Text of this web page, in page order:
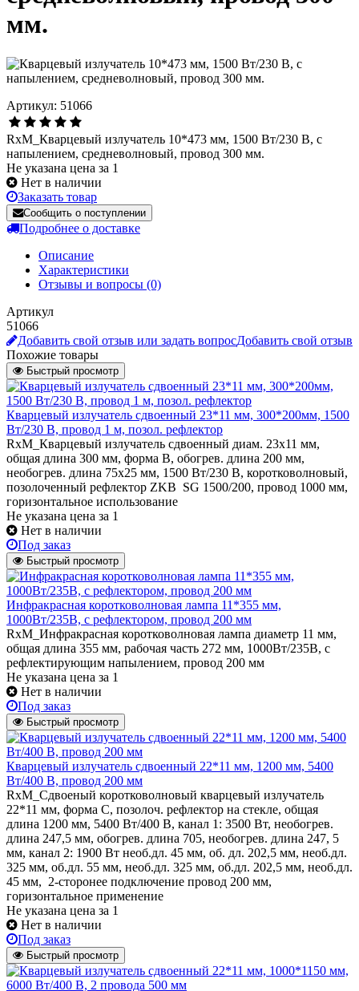
мм.
Артикул: 51066
RxM_Кварцевый излучатель 10*473 мм, 1500 Вт/230 В, с
напылением, средневолновый, провод 300 мм.
Не указана цена за 1
Нет в наличии
Заказать товар
Сообщить о поступлении
Подробнее о доставке
Описание
Характеристики
Отзывы и вопросы (0)
Артикул
51066
Добавить свой отзыв или задать вопросДобавить свой отзыв
Похожие товары
Быстрый просмотр
Кварцевый излучатель cдвоенный 23*11 мм, 300*200мм, 1500
Вт/230 В, провод 1 м, позол. рефлектор
RxM_Кварцевый излучатель сдвоенный диам. 23х11 мм,
общая длина 300 мм, форма В, обогрев. длина 200 мм,
необогрев. длина 75х25 мм, 1500 Вт/230 В, коротковолновый,
позолоченный рефлектор ZKB SG 1500/200, провод 1000 мм,
горизонтальное использование
Не указана цена за 1
Нет в наличии
Под заказ
Быстрый просмотр
Инфракрасная коротковолновая лампа 11*355 мм,
1000Вт/235В, с рефлектором, провод 200 мм
RxM_Инфракрасная коротковолновая лампа диаметр 11 мм,
общая длина 355 мм, рабочая часть 272 мм, 1000Вт/235В, с
рефлектирующим напылением, провод 200 мм
Не указана цена за 1
Нет в наличии
Под заказ
Быстрый просмотр
Кварцевый излучатель cдвоенный 22*11 мм, 1200 мм, 5400
Вт/400 В, провод 200 мм
RxM_Сдвоеный коротковолновый кварцевый излучатель
22*11 мм, форма С, позолоч. рефлектор на стекле, общая
длина 1200 мм, 5400 Вт/400 В, канал 1: 3500 Вт, необогрев.
длина 247,5 мм, обогрев. длина 705, необогрев. длина 247, 5
мм, канал 2: 1900 Вт необ.дл. 45 мм, об. дл. 202,5 мм, необ.дл.
325 мм, об.дл. 55 мм, необ.дл. 325 мм, об.дл. 202,5 мм, необ.дл.
45 мм, 2-сторонее подключение провод 200 мм,
горизонтальное применение
Не указана цена за 1
Нет в наличии
Под заказ
Быстрый просмотр